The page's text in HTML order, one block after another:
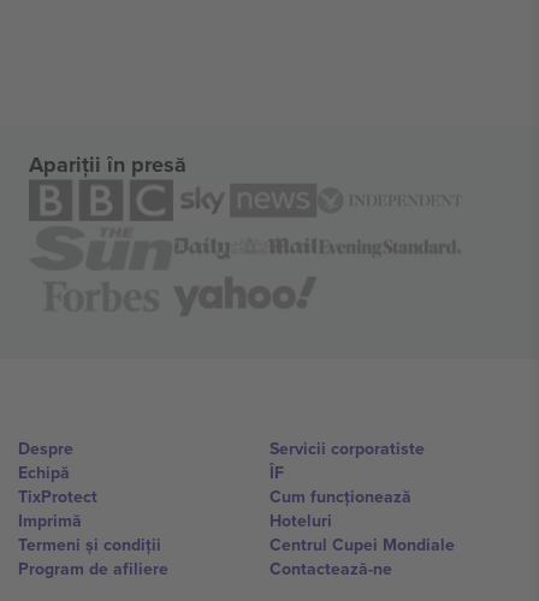
Apariții în presă
Despre
Echipă
TixProtect
Imprimă
Termeni și condiții
Program de afiliere
Servicii corporatiste
ÎF
Cum funcționează
Hoteluri
Centrul Cupei Mondiale
Contactează-ne